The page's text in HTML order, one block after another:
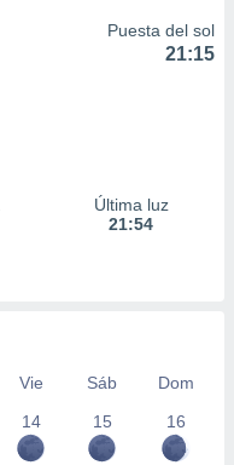
Puesta del sol
21:15
Última luz
21:54
Vie Sáb
Dom
14 15 16